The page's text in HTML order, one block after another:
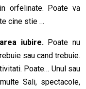
orfelinate. Poate va
cine stie …
iubire.Poate nu
sau cand trebuie.
Poate… Unul sau
Sali, spectacole,